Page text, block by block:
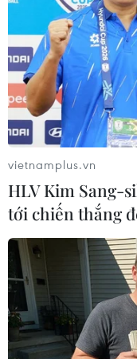
06/12/2018 08:02
Trường Tiểu học
đã tổ chức họp báo
bạn. Tại họp báo
trong khi nhà trường
vietnamplus.vn
HLV Kim Sang-
tới chiến thắng